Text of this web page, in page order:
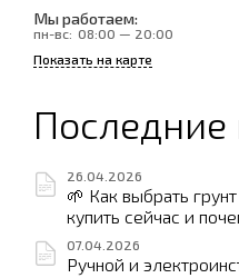
Мы работаем:
пн-вс: 08:00 — 20:00
Показать на карте
Последние
26.04.2026
🌱 Как выбрать
купить сейчас и
07.04.2026
Ручной и